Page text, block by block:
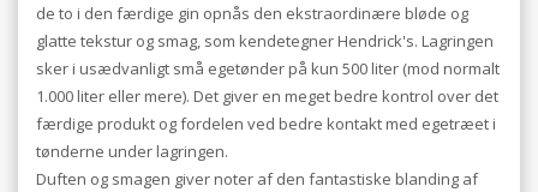
de to i den færdige gin opnås den ekstraordinære bløde og
glatte tekstur og smag, som kendetegner Hendrick's. Lagringen
sker i usædvanligt små egetønder på kun 500 liter (mod normalt
1.000 liter eller mere). Det giver en meget bedre kontrol over det
færdige produkt og fordelen ved bedre kontakt med egetræet i
tønderne under lagringen.
Duften og smagen giver noter af den fantastiske blanding af